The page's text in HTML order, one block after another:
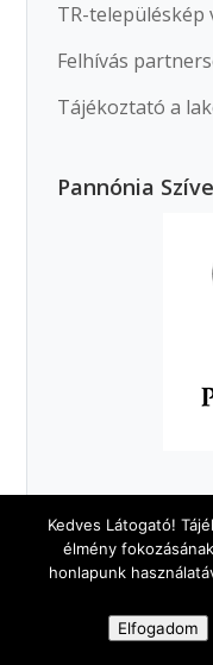
TR-településkép
Felhívás
Tájékoztató a
Pannónia Szíve
Egy perc
Kedves Látogató!
élmény
honlapunk
Elfogadom